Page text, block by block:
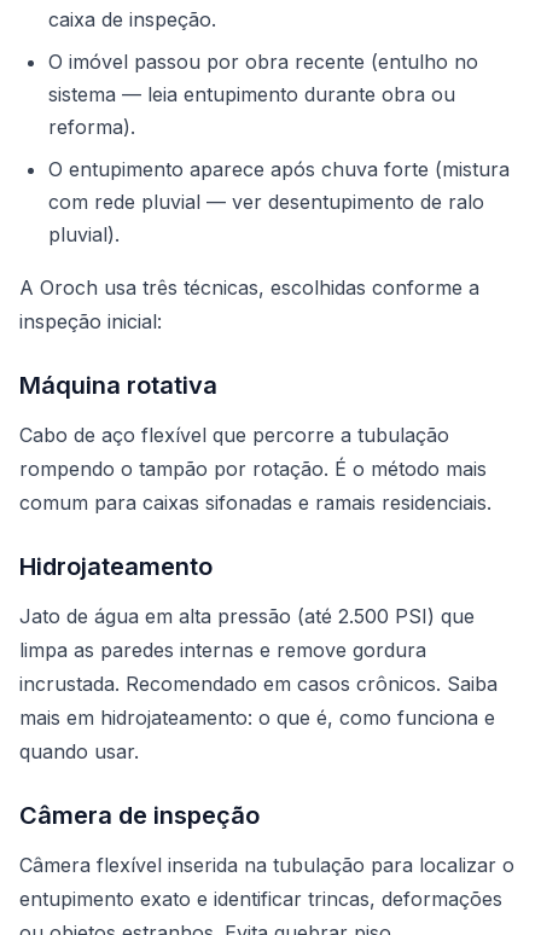
caixa de inspeção.
O imóvel passou por obra recente (entulho no
sistema — leia entupimento durante obra ou
reforma).
O entupimento aparece após chuva forte (mistura
com rede pluvial — ver desentupimento de ralo
pluvial).
A Oroch usa três técnicas, escolhidas conforme a
inspeção inicial:
Máquina rotativa
Cabo de aço flexível que percorre a tubulação
rompendo o tampão por rotação. É o método mais
comum para caixas sifonadas e ramais residenciais.
Hidrojateamento
Jato de água em alta pressão (até 2.500 PSI) que
limpa as paredes internas e remove gordura
incrustada. Recomendado em casos crônicos. Saiba
mais em hidrojateamento: o que é, como funciona e
quando usar.
Câmera de inspeção
Câmera flexível inserida na tubulação para localizar o
entupimento exato e identificar trincas, deformações